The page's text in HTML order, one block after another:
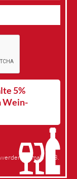
5%
Wein-
niemals an 3.